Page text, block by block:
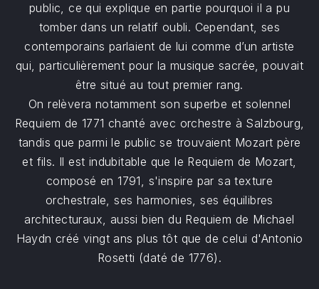
public, ce qui explique en partie pourquoi il a pu
tomber dans un relatif oubli. Cependant, ses
contemporains parlaient de lui comme d’un artiste
qui, particulièrement pour la musique sacrée, pouvait
être situé au tout premier rang.
On relèvera notamment son superbe et solennel
Requiem de 1771 chanté avec orchestre à Salzbourg,
tandis que parmi le public se trouvaient Mozart père
et fils. Il est indubitable que le Requiem de Mozart,
composé en 1791, s'inspire par sa texture
orchestrale, ses harmonies, ses équilibres
architecturaux, aussi bien du Requiem de Michael
Haydn créé vingt ans plus tôt que de celui d'Antonio
Rosetti (daté de 1776).